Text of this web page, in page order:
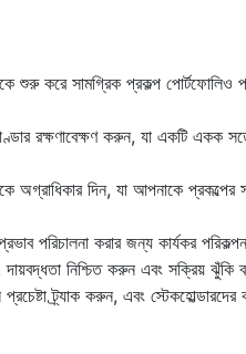
শুরু করে সামগ্রিক প্রকল্প পোর্টফোলিও
রক্ষণাবেক্ষণ করুন, যা একটি একক
অগ্রাধিকার দিন, যা আপনাকে
পরিচালনা করার জন্য কার্যকর
নিশ্চিত করুন এবং সক্রিয় ঝুঁকি
ট্র্যাক করুন, এবং স্টেকহোল্ডারদের